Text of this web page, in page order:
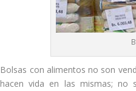
Bolsas con alimentos no son
hacen vida en las mismas;